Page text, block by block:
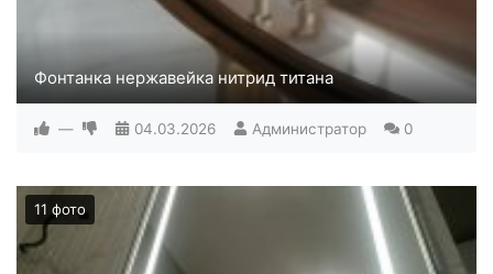
Фонтанка нержавейка нитрид титана
— 04.03.2026 Администратор 0
11 фото